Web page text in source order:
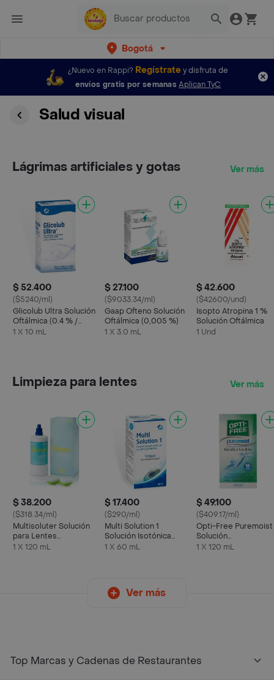
Bogotá
¿Nuevo en Rappi? Regístratey disfruta de
envíos gratis por semanas Aplican TyC
Salud visual
Lágrimas artificiales y gotas Ver más
$ 52.400
($5240/ml)
Glicolub Ultra Solución
Oftálmica (0.4 % /
0.3%)
1 X 10 mL
$ 27.100
($9033.34/ml)
Gaap Ofteno Solución
Oftálmica (0,005 %)
1 X 3.0 mL
$ 42.600
($42600/und)
Isopto Atropina 1 %
Solución Oftálmica
1 Und
Limpieza para lentes Ver más
$ 38.200
($318.34/ml)
Multisoluter Solución
para Lentes
Multipropósito
1 X 120 mL
$ 17.400
($290/ml)
Multi Solution 1
Solución Isotónica
Estéril
1 X 60 mL
$ 49.100
($409.17/ml)
Opti-Free Puremoist
Solución
Desinfectante
1 X 120 mL
Ver más
Top Marcas y Cadenas de Restaurantes